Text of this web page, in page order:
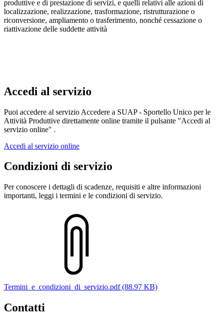
produttive e di prestazione di servizi, e quelli relativi alle azioni di
localizzazione, realizzazione, trasformazione, ristrutturazione o
riconversione, ampliamento o trasferimento, nonché cessazione o
riattivazione delle suddette attività
Accedi al servizio
Puoi accedere al servizio Accedere a SUAP - Sportello Unico per le
Attività Produttive direttamente online tramite il pulsante "Accedi al
servizio online" .
Accedi al servizio online
Condizioni di servizio
Per conoscere i dettagli di scadenze, requisiti e altre informazioni
importanti, leggi i termini e le condizioni di servizio.
Termini_e_condizioni_di_servizio.pdf (88.97 KB)
Contatti